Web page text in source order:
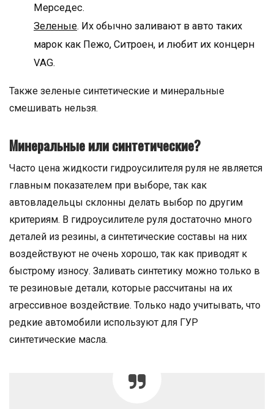
Мерседес.
Зеленые. Их обычно заливают в авто таких
марок как Пежо, Ситроен, и любит их концерн
VAG.
Также зеленые синтетические и минеральные
смешивать нельзя.
Минеральные или синтетические?
Часто цена жидкости гидроусилителя руля не является
главным показателем при выборе, так как
автовладельцы склонны делать выбор по другим
критериям. В гидроусилителе руля достаточно много
деталей из резины, а синтетические составы на них
воздействуют не очень хорошо, так как приводят к
быстрому износу. Заливать синтетику можно только в
те резиновые детали, которые рассчитаны на их
агрессивное воздействие. Только надо учитывать, что
редкие автомобили используют для ГУР
синтетические масла.